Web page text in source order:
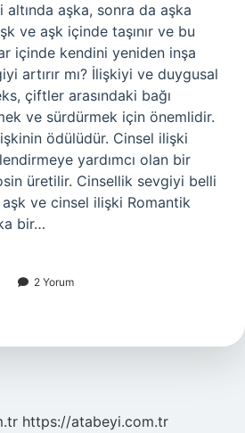
altında aşka, sonra da aşka
ve aşk içinde taşınır ve bu
içinde kendini yeniden inşa
artırır mı? İlişkiyi ve duygusal
çiftler arasındaki bağı
ve sürdürmek için önemlidir.
ödülüdür. Cinsel ilişki
yardımcı olan bir
üretilir. Cinsellik sevgiyi belli
ve cinsel ilişki Romantik
bir…
2 Yorum
https://atabeyi.com.tr